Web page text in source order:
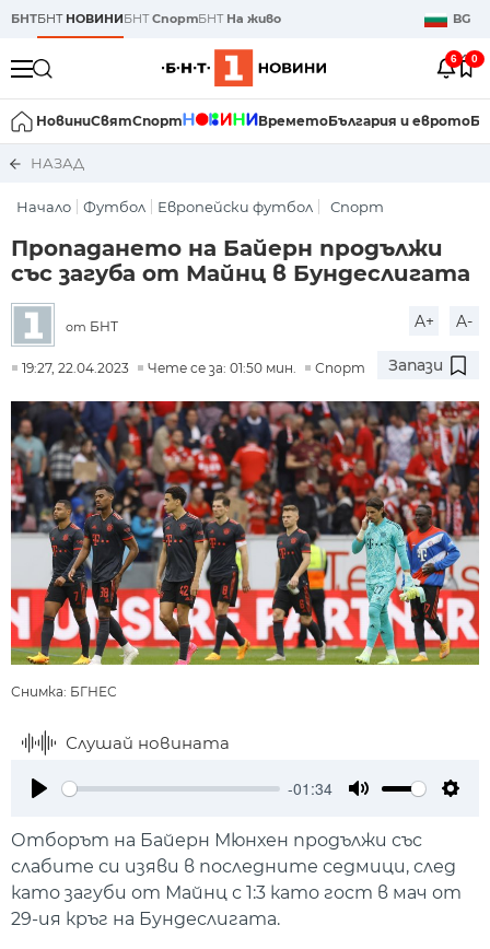
БНТБНТ НОВИНИБНТСпортБНТ На живо BG
6 0
НовиниСвятСпорт ВреметоБългария и еврото
НАЗАД
Начало Футбол Европейски футбол Спорт
Пропадането на Байерн продължи
със загуба от Майнц в Бундеслигата
от БНТ A+ A-
19:27, 22.04.2023 Чете се за: 01:50 мин. Спорт Запази
Снимка: БГНЕС
Слушай новината
-01:34
Отборът на Байерн Мюнхен продължи със
слабите си изяви в последните седмици, след
като загуби от Майнц с 1:3 като гост в мач от
29-ия кръг на Бундеслигата.